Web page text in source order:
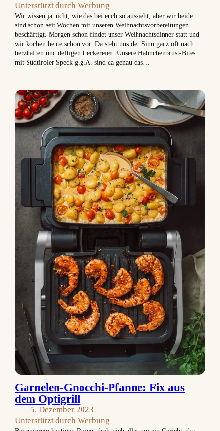
Unterstützt durch Werbung
Wir wissen ja nicht, wie das bei euch so aussieht, aber wir beide
sind schon seit Wochen mit unseren Weihnachtsvorbereitungen
beschäftigt. Morgen schon findet unser Weihnachtsdinner statt und
wir kochen heute schon vor. Da steht uns der Sinn ganz oft nach
herzhaften und deftigen Leckereien. Unsere Hähnchenbrust-Bites
mit Südtiroler Speck g.g.A. sind da genau das…
Garnelen-Gnocchi-Pfanne: Fix aus
dem Optigrill
5. Dezember 2023
Unterstützt durch Werbung